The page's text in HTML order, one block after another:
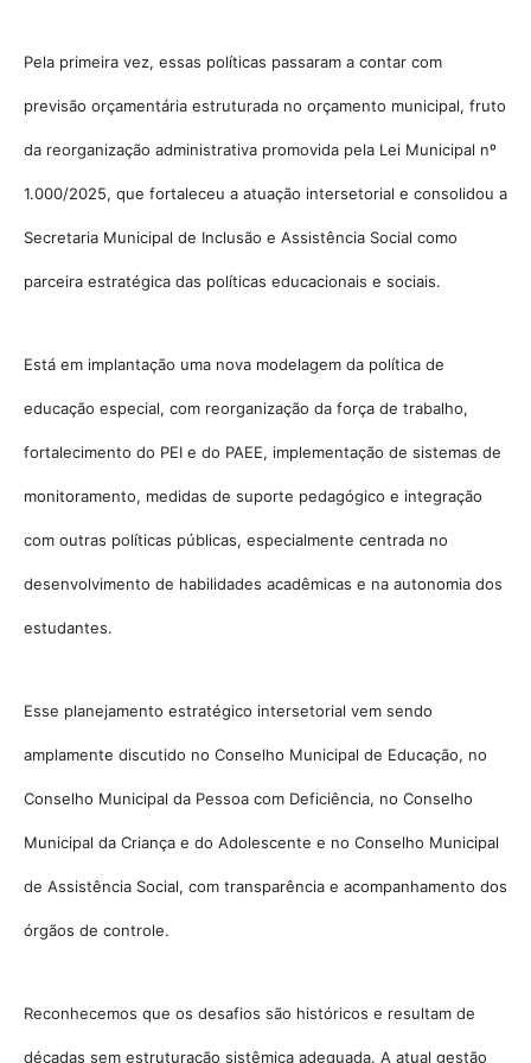
Pela primeira vez, essas políticas passaram a contar com
previsão orçamentária estruturada no orçamento municipal, fruto
da reorganização administrativa promovida pela Lei Municipal nº
1.000/2025, que fortaleceu a atuação intersetorial e consolidou a
Secretaria Municipal de Inclusão e Assistência Social como
parceira estratégica das políticas educacionais e sociais.
Está em implantação uma nova modelagem da política de
educação especial, com reorganização da força de trabalho,
fortalecimento do PEI e do PAEE, implementação de sistemas de
monitoramento, medidas de suporte pedagógico e integração
com outras políticas públicas, especialmente centrada no
desenvolvimento de habilidades acadêmicas e na autonomia dos
estudantes.
Esse planejamento estratégico intersetorial vem sendo
amplamente discutido no Conselho Municipal de Educação, no
Conselho Municipal da Pessoa com Deficiência, no Conselho
Municipal da Criança e do Adolescente e no Conselho Municipal
de Assistência Social, com transparência e acompanhamento dos
órgãos de controle.
Reconhecemos que os desafios são históricos e resultam de
décadas sem estruturação sistêmica adequada. A atual gestão